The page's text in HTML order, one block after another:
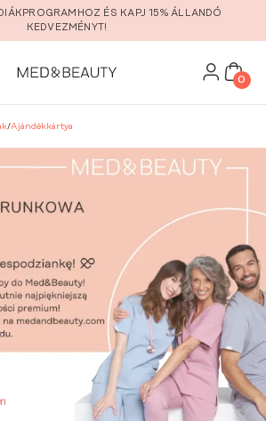
ÉS KAPJ 15% ÁLLANDÓ
KEDVEZMÉNYT!
0
/Ajándékkártya